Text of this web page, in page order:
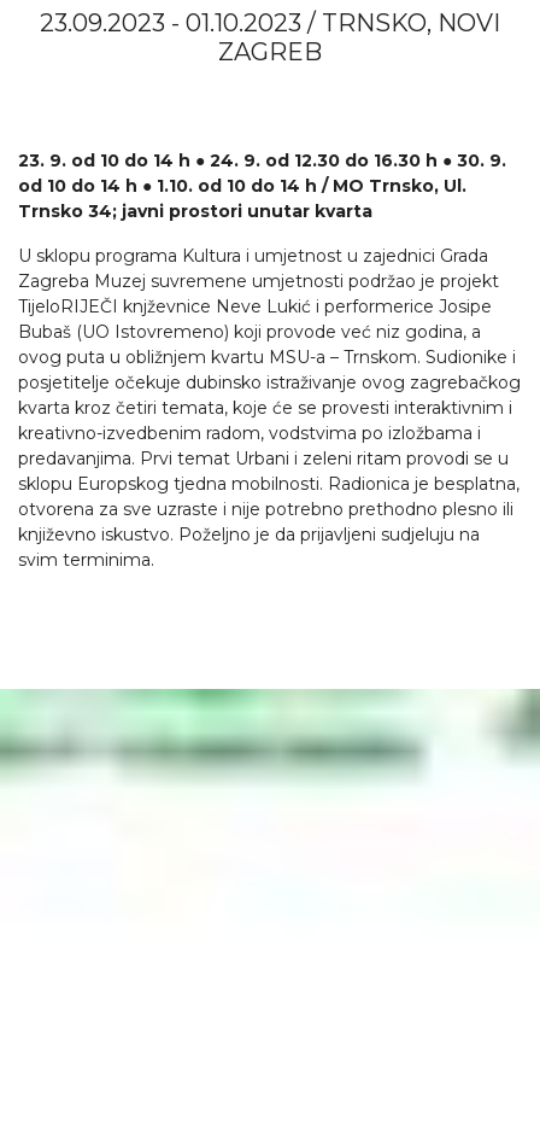
23.09.2023 - 01.10.2023 / TRNSKO, NOVI
ZAGREB
23. 9. od 10 do 14 h ● 24. 9. od 12.30 do 16.30 h ● 30. 9.
od 10 do 14 h ● 1.10. od 10 do 14 h / MO Trnsko, Ul.
Trnsko 34; javni prostori unutar kvarta
U sklopu programa Kultura i umjetnost u zajednici Grada
Zagreba Muzej suvremene umjetnosti podržao je projekt
TijeloRIJEČI knjževnice Neve Lukić i performerice Josipe
Bubaš (UO Istovremeno) koji provode već niz godina, a
ovog puta u obližnjem kvartu MSU-a – Trnskom. Sudionike i
posjetitelje očekuje dubinsko istraživanje ovog zagrebačkog
kvarta kroz četiri temata, koje će se provesti interaktivnim i
kreativno-izvedbenim radom, vodstvima po izložbama i
predavanjima. Prvi temat Urbani i zeleni ritam provodi se u
sklopu Europskog tjedna mobilnosti. Radionica je besplatna,
otvorena za sve uzraste i nije potrebno prethodno plesno ili
književno iskustvo. Poželjno je da prijavljeni sudjeluju na
svim terminima.